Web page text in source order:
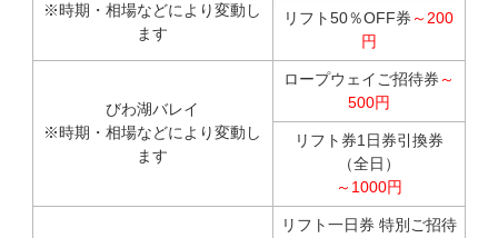
※時期・相場などにより変動し
ます
リフト50％OFF券 ～200
円
びわ湖バレイ
※時期・相場などにより変動し
ます
ロープウェイご招待券 ～
500円
リフト券1日券引換券
（全日）
～1000円
リフト一日券 特別ご招待